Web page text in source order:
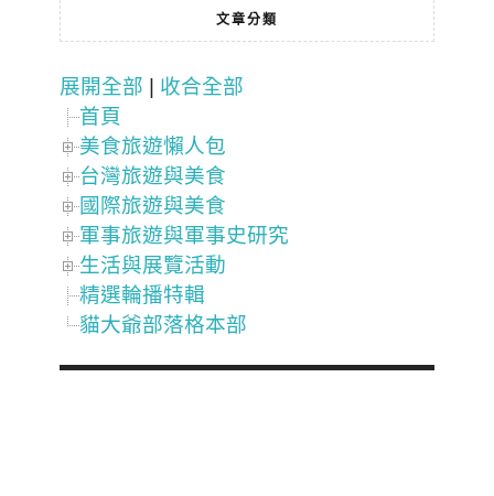
文章分類
展開全部
收合全部
首頁
美食旅遊懶人包
台灣旅遊與美食
國際旅遊與美食
軍事旅遊與軍事史研究
生活與展覽活動
精選輪播特輯
貓大爺部落格本部